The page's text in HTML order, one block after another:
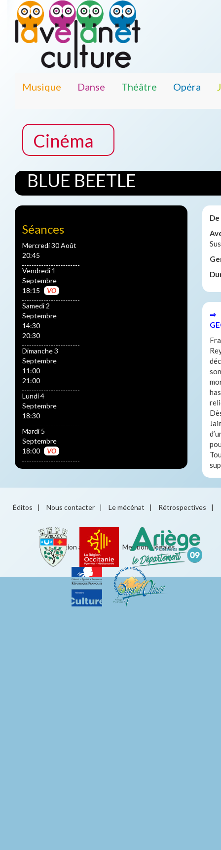
Musique Danse Théâtre Opéra
Cinéma
BLUE BEETLE
Séances
Mercredi 30 Août
20:45
Vendredi 1
Septembre
18:15
VO
Samedi 2
Septembre
14:30
20:30
Dimanche 3
Septembre
11:00
21:00
Lundi 4
Septembre
18:30
Mardi 5
Septembre
18:00
VO
De
⇒
Éditos | Nous contacter | Le mécénat | Rétrospectives |
Éducation artistique Mentions légales